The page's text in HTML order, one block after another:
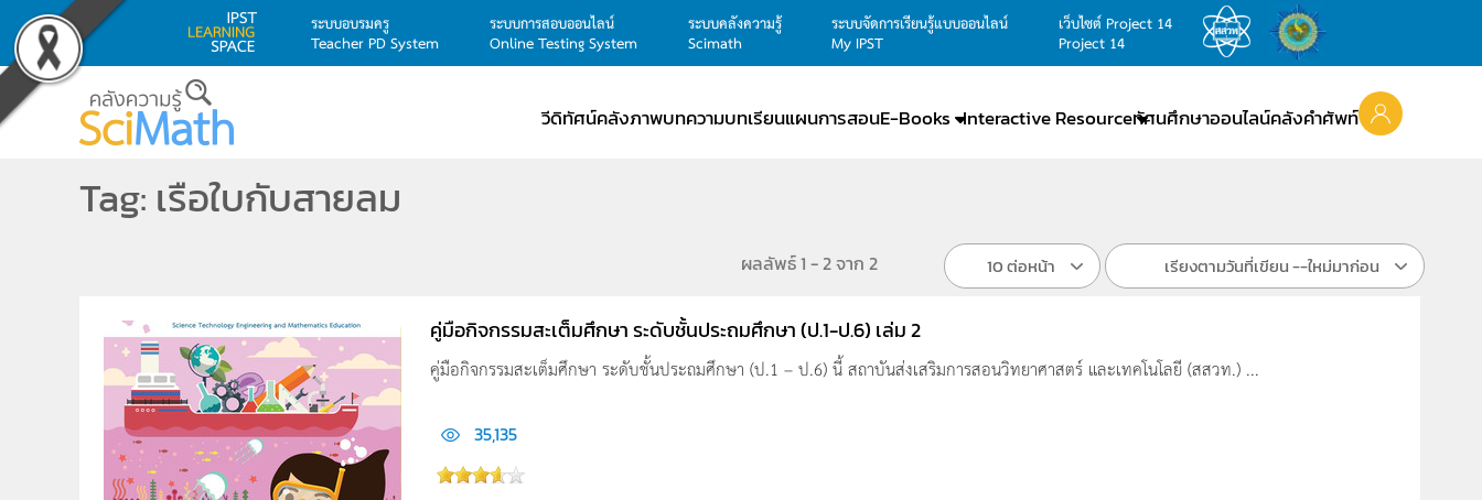
Skip to main content
ระบบอบรมครู
Teacher PD System
ระบบการสอบออนไลน์
Online Testing System
ระบบคลังความรู้
Scimath
ระบบจัดการเรียนรู้แบบออนไลน์
My IPST
เว็บไซต์ Project 14
Project 14
วีดิทัศน์คลังภาพบทความบทเรียนแผนการสอนE-Books Interactive Resourceทัศนศึกษาออนไลน์คลังคำศัพท์
Tag: เรือใบกับสายลม
ผลลัพธ์ 1 - 2 จาก 2 10 ต่อหน้า เรียงตามวันที่เขียน --ใหม่มาก่อน
คู่มือกิจกรรมสะเต็มศึกษา ระดับชั้นประถมศึกษา (ป.1-ป.6) เล่ม 2
คู่มือกิจกรรมสะเต็มศึกษา ระดับชั้นประถมศึกษา (ป.1 – ป.6) นี้ สถาบันส่งเสริมการสอนวิทยาศาสตร์ และเทคโนโลยี (สสวท.) ...
35,135